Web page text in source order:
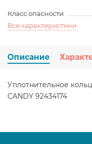
Класс опасности
Все характеристики
Описание
Уплотнительное
CANDY 92434174